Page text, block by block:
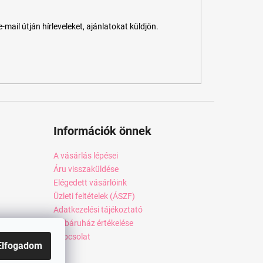
mail útján hírleveleket, ajánlatokat küldjön.
Információk önnek
A vásárlás lépései
Áru visszaküldése
Elégedett vásárlóink
Üzleti feltételek (ÁSZF)
Adatkezelési tájékoztató
Webáruház értékelése
Kapcsolat